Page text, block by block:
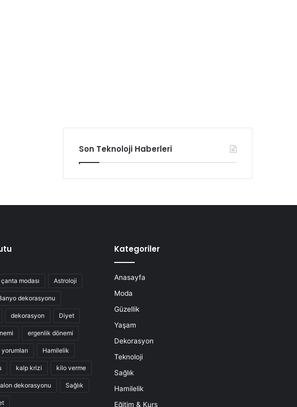
Son Teknoloji Haberleri
modası Astroloji
dekorasyonu
dekorasyon Diyet
ergenlik dönemi
Hamilelik
kalp krizi kilo verme
dekorasyonu Sağlık
Kategoriler
Anasayfa
Moda
Güzellik
Yaşam
Dekorasyon
Teknoloji
Sağlık
Hamilelik
Eğitim & Kurs